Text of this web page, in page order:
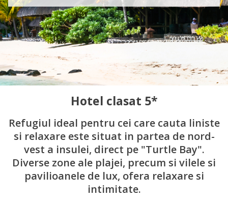
Hotel clasat 5*
Refugiul ideal pentru cei care cauta liniste
si relaxare este situat in partea de nord-
vest a insulei, direct pe "Turtle Bay".
Diverse zone ale plajei, precum si vilele si
pavilioanele de lux, ofera relaxare si
intimitate.